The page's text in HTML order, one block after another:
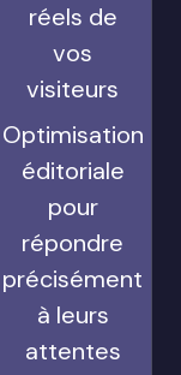
réels de
vos
visiteurs
Optimisation
éditoriale
pour
répondre
précisément
à leurs
attentes